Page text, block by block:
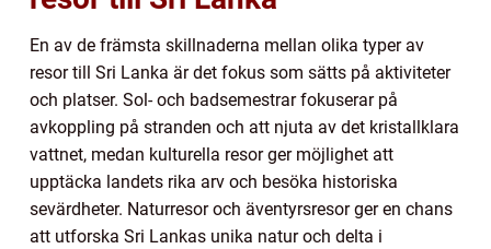
En av de främsta skillnaderna mellan olika typer av
resor till Sri Lanka är det fokus som sätts på aktiviteter
och platser. Sol- och badsemestrar fokuserar på
avkoppling på stranden och att njuta av det kristallklara
vattnet, medan kulturella resor ger möjlighet att
upptäcka landets rika arv och besöka historiska
sevärdheter. Naturresor och äventyrsresor ger en chans
att utforska Sri Lankas unika natur och delta i